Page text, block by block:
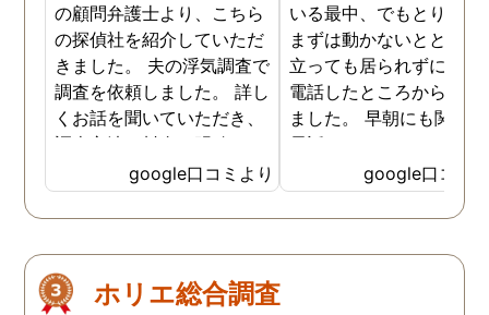
の顧問弁護士より、こちら
の探偵社を紹介していただ
きました。 夫の浮気調査で
調査を依頼しました。 詳し
くお話を聞いていただき、
調査方法や料金も明確で、
少し安心した気持ちになり
ました。 こちらにご依頼す
る前に、数社に問い合わせ
かりで具体的な料金など、
お電話では説明はなかった
google口コミより
いる最中、でもとりあえ
まずは動かないとと居て
立っても居られずに早朝
電話したところから始ま
ました。 早朝にも関わ
電話口でもしっかり対応
ていただき、その後契約
せていただきお世話にな
ました。 契約の際もじ
くださり、無理に勧誘し
google口コミ
ホリエ総合調査